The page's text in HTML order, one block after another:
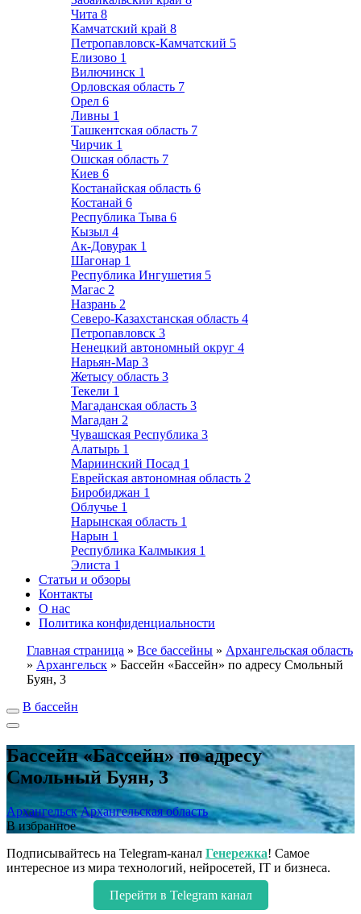
Чита 8
Камчатский край 8
Петропавловск-Камчатский 5
Елизово 1
Вилючинск 1
Орловская область 7
Орел 6
Ливны 1
Ташкентская область 7
Чирчик 1
Ошская область 7
Киев 6
Костанайская область 6
Костанай 6
Республика Тыва 6
Кызыл 4
Ак-Довурак 1
Шагонар 1
Республика Ингушетия 5
Магас 2
Назрань 2
Северо-Казахстанская область 4
Петропавловск 3
Ненецкий автономный округ 4
Нарьян-Мар 3
Жетысу область 3
Текели 1
Магаданская область 3
Магадан 2
Чувашская Республика 3
Алатырь 1
Мариинский Посад 1
Еврейская автономная область 2
Биробиджан 1
Облучье 1
Нарынская область 1
Нарын 1
Республика Калмыкия 1
Элиста 1
Статьи и обзоры
Контакты
О нас
Политика конфиденциальности
Главная страница » Все бассейны » Архангельская область
» Архангельск » Бассейн «Бассейн» по адресу Смольный
Буян, 3
В бассейн
Бассейн «Бассейн» по адресу
Смольный Буян, 3
Архангельск Архангельская область
В избранное
Подписывайтесь на Telegram-канал Генережка! Самое
интересное из мира технологий, нейросетей, IT и бизнеса.
Перейти в Telegram канал